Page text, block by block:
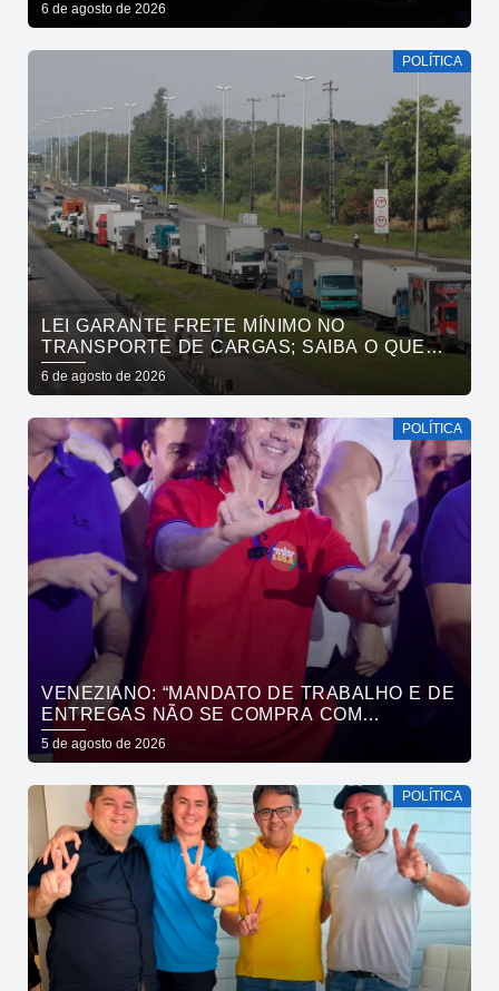
6 de agosto de 2026
POLÍTICA
LEI GARANTE FRETE MÍNIMO NO
TRANSPORTE DE CARGAS; SAIBA O QUE
MUDA
6 de agosto de 2026
POLÍTICA
VENEZIANO: “MANDATO DE TRABALHO E DE
ENTREGAS NÃO SE COMPRA COM
DINHEIRO, SE CONQUISTA COM TRABALHO”
5 de agosto de 2026
POLÍTICA